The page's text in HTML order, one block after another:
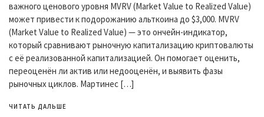
важного ценового уровня MVRV (Market Value to Realized Value)
может привести к подорожанию альткоина до $3,000. MVRV
(Market Value to Realized Value) — это ончейн-индикатор,
который сравнивают рыночную капитализацию криптовалюты
с её реализованной капитализацией. Он помогает оценить,
переоценён ли актив или недооценён, и выявить фазы
рыночных циклов. Мартинес […]
ЧИТАТЬ ДАЛЬШЕ